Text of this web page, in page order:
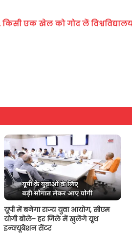
किसी एक खेल को गोद लें
यूपी में बनेगा राज्य युवा आयोग, सीएम
योगी बोले- हर जिले में खुलेंगे यूथ
इन्क्यूबेशन सेंटर